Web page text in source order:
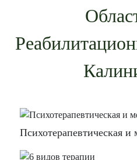
Психотерапевтическая